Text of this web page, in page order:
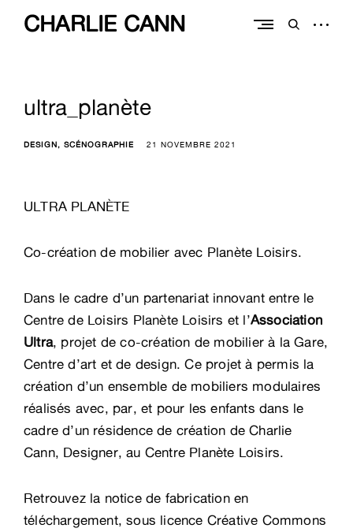
contentCHARLIE CANN
openopen
ultra_planète
DESIGN SCÉNOGRAPHIE 21 NOVEMBRE 2021
ULTRA PLANÈTE
Co-création de mobilier avec Planète Loisirs.
Dans le cadre d’un partenariat innovant entre le
Centre de Loisirs Planète Loisirs et l’Association
Ultra, projet de co-création de mobilier à la Gare,
Centre d’art et de design. Ce projet à permis la
création d’un ensemble de mobiliers modulaires
réalisés avec, par, et pour les enfants dans le
cadre d’un résidence de création de Charlie
Cann, Designer, au Centre Planète Loisirs.
Retrouvez la notice de fabrication en
téléchargement, sous licence Créative Commons